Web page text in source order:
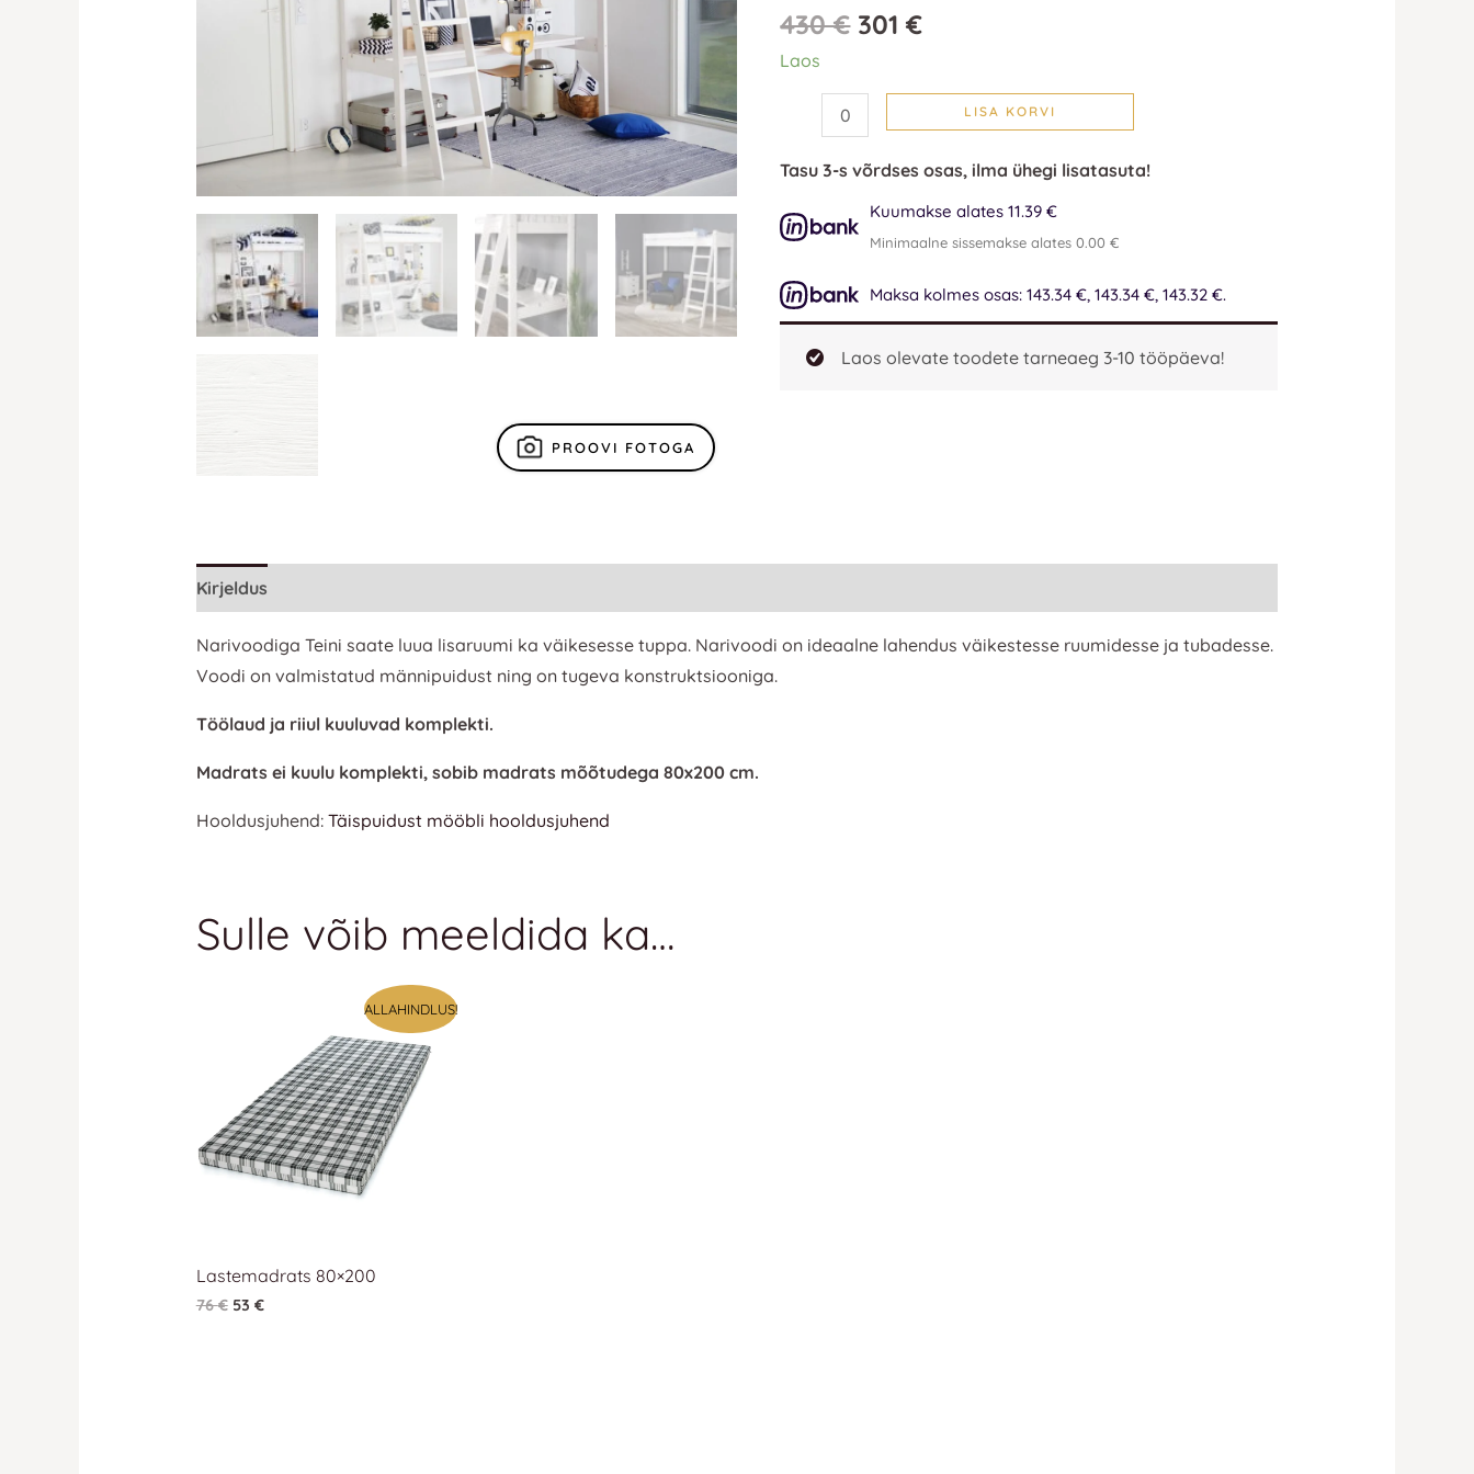
PROOVI FOTOGA
430€ 301€
Laos
LISA KORVI
Tasu 3-s võrdses osas, ilma ühegi lisatasuta!
Kuumakse alates 11.39 €
Minimaalne sissemakse alates 0.00 €
Maksa kolmes osas: 143.34 €, 143.34 €, 143.32 €.
Laos olevate toodete tarneaeg 3-10 tööpäeva!
Kirjeldus
Narivoodiga Teini saate luua lisaruumi ka väikesesse tuppa. Narivoodi on ideaalne lahendus väikestesse ruumidesse ja tubadesse.
Voodi on valmistatud männipuidust ning on tugeva konstruktsiooniga.
Töölaud ja riiul kuuluvad komplekti.
Madrats ei kuulu komplekti, sobib madrats mõõtudega 80x200 cm.
Hooldusjuhend: Täispuidust mööbli hooldusjuhend
Sulle võib meeldida ka…
ALLAHINDLUS!
Lastemadrats 80×200
76€ 53 €